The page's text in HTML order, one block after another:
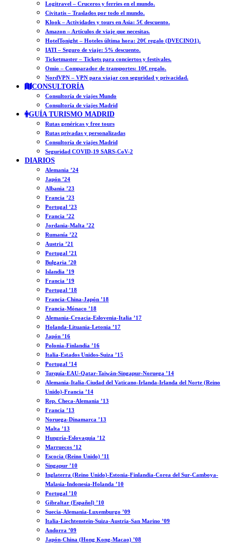
Logitravel – Cruceros y ferries en el mundo.
Civitatis – Traslados por todo el mundo.
Klook – Actividades y tours en Asia: 5€ descuento.
Amazon – Artículos de viaje que necesitas.
HotelTonight – Hoteles última hora: 20€ regalo (DVECINO1).
IATI – Seguro de viaje: 5% descuento.
Ticketmaster – Tickets para conciertos y festivales.
Omio – Comparador de transportes: 10€ regalo.
NordVPN – VPN para viajar con seguridad y privacidad.
CONSULTORÍA
Consultoría de viajes Mundo
Consultoría de viajes Madrid
GUÍA TURISMO MADRID
Rutas genéricas y free tours
Rutas privadas y personalizadas
Consultoría de viajes Madrid
Seguridad COVID-19 SARS-CoV-2
DIARIOS
Alemania ’24
Japón ’24
Albania ’23
Francia ’23
Portugal ’23
Francia ’22
Jordania-Malta ’22
Rumanía ’22
Austria ’21
Portugal ’21
Bulgaria ’20
Islandia ’19
Francia ’19
Portugal ’18
Francia-China-Japón ’18
Francia-Mónaco ’18
Alemania-Croacia-Eslovenia-Italia ’17
Holanda-Lituania-Letonia ’17
Japón ’16
Polonia-Finlandia ’16
Italia-Estados Unidos-Suiza ’15
Portugal ’14
Turquía-EAU-Qatar-Taiwán-Singapur-Noruega ’14
Alemania-Italia-Ciudad del Vaticano-Irlanda-Irlanda del Norte (Reino
Unido)-Francia ’14
Rep. Checa-Alemania ’13
Francia ’13
Noruega-Dinamarca ’13
Malta ’13
Hungría-Eslovaquia ’12
Marruecos ’12
Escocia (Reino Unido) ’11
Singapur ’10
Inglaterra (Reino Unido)-Estonia-Finlandia-Corea del Sur-Camboya-
Malasia-Indonesia-Holanda ’10
Portugal ’10
Gibraltar (Español) ’10
Suecia-Alemania-Luxemburgo ’09
Italia-Liechtenstein-Suiza-Austria-San Marino ’09
Andorra ’09
Japón-China (Hong Kong-Macao) ’08